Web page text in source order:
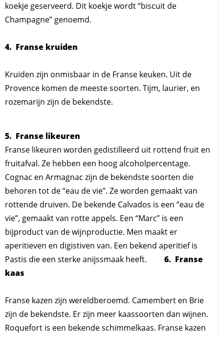
koekje geserveerd. Dit koekje wordt “biscuit de
Champagne” genoemd.
4. Franse kruiden
Kruiden zijn onmisbaar in de Franse keuken. Uit de
Provence komen de meeste soorten. Tijm, laurier, en
rozemarijn zijn de bekendste.
5. Franse likeuren
Franse likeuren worden gedistilleerd uit rottend fruit en
fruitafval. Ze hebben een hoog alcoholpercentage.
Cognac en Armagnac zijn de bekendste soorten die
behoren tot de “eau de vie”. Ze worden gemaakt van
rottende druiven. De bekende Calvados is een “eau de
vie”, gemaakt van rotte appels. Een “Marc” is een
bijproduct van de wijnproductie. Men maakt er
aperitieven en digistiven van. Een bekend aperitief is
Pastis die een sterke anijssmaak heeft. 6. Franse
kaas
Franse kazen zijn wereldberoemd. Camembert en Brie
zijn de bekendste. Er zijn meer kaassoorten dan wijnen.
Roquefort is een bekende schimmelkaas. Franse kazen